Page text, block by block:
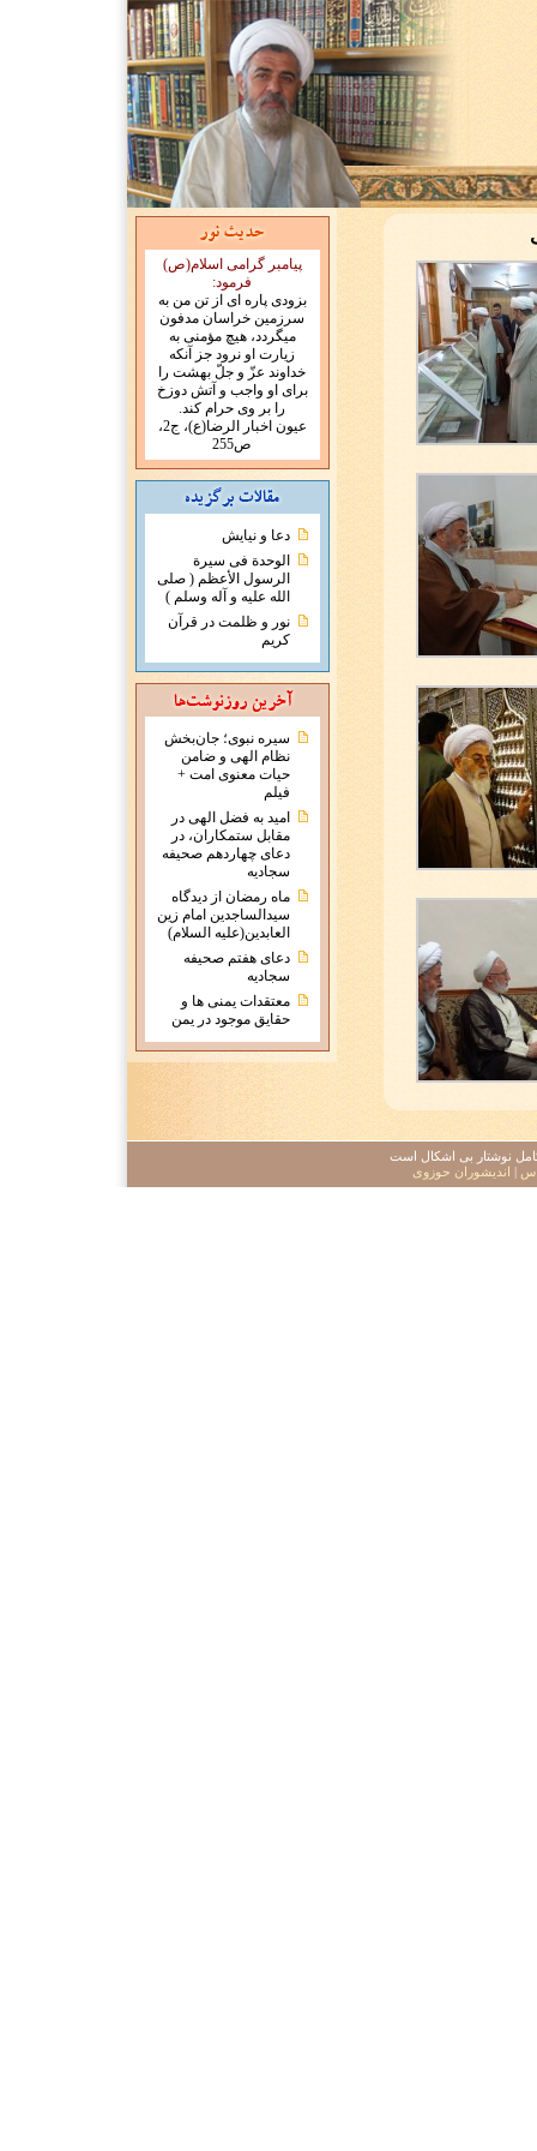
پیامبر گرامی اسلام(ص)
فرمود:
بزودى پاره اى از تن من به
سرزمين خراسان مدفون
ميگردد، هيچ مؤمنى به
زيارت او نرود جز آنكه
خداوند عزّ و جلّ بهشت را
براى او واجب و آتش دوزخ
را بر وى حرام کند.
عیون اخبار الرضا(ع)، ج2،
ص255
دعا و نیایش
الوحدة فی سیرة
الرسول الأعظم ( صلی
الله علیه و آله وسلم )
نور و ظلمت در قرآن
کریم
سیره نبوی؛ جان‌بخش
نظام الهی و ضامن
حیات معنوی امت +
فیلم
امید به فضل الهی در
مقابل ستمکاران، در
دعای چهاردهم صحیفه
سجادیه
ماه رمضان از دیدگاه
سیدالساجدین امام زین
العابدین(علیه السلام)
دعای هفتم صحیفه
سجادیه
معتقدات يمنی ها و
حقايق موجود در يمن
کامل نوشتار بی اشکال است
| اندیشوران حوزوی